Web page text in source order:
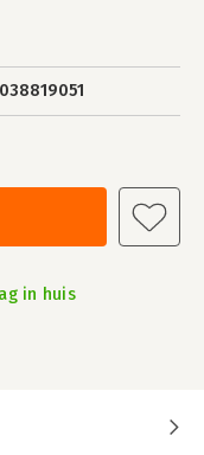
in huis